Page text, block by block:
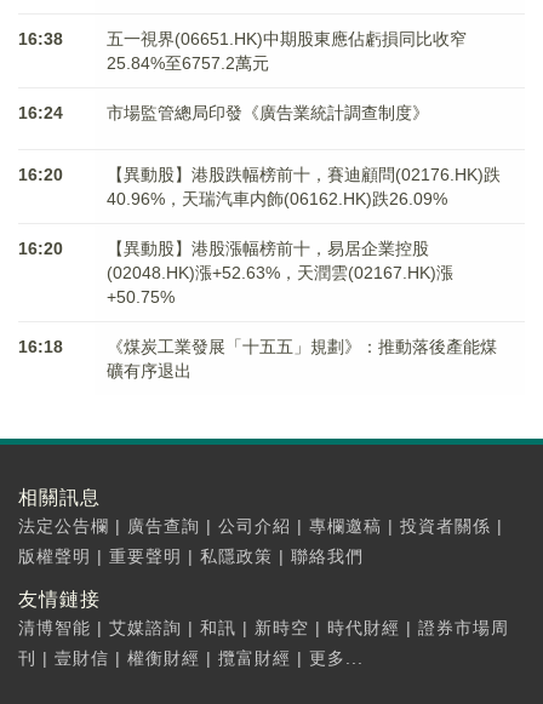
16:38
五一視界(06651.HK)中期股東應佔虧損同比收窄
25.84%至6757.2萬元
16:24 市場監管總局印發《廣告業統計調查制度》
16:20
【異動股】港股跌幅榜前十，賽迪顧問(02176.HK)跌
40.96%，天瑞汽車内飾(06162.HK)跌26.09%
16:20
【異動股】港股漲幅榜前十，易居企業控股
(02048.HK)漲+52.63%，天潤雲(02167.HK)漲
+50.75%
16:18
《煤炭工業發展「十五五」規劃》：推動落後產能煤
礦有序退出
相關訊息
法定公告欄 | 廣告查詢 | 公司介紹 | 專欄邀稿 | 投資者關係 |
版權聲明 | 重要聲明 | 私隱政策 | 聯絡我們
友情鏈接
清博智能 | 艾媒諮詢 | 和訊 | 新時空 | 時代財經 | 證券市場周
刊
| 壹財信 | 權衡財經 | 攬富財經 | 更多...